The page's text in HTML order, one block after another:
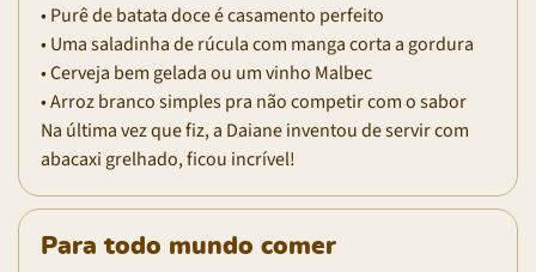
• Purê de batata doce é casamento perfeito
• Uma saladinha de rúcula com manga corta a gordura
• Cerveja bem gelada ou um vinho Malbec
• Arroz branco simples pra não competir com o sabor
Na última vez que fiz, a Daiane inventou de servir com
abacaxi grelhado, ficou incrível!
Para todo mundo comer